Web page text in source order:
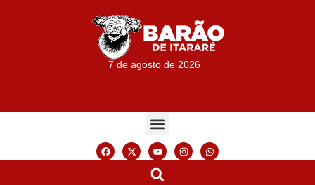
7 de agosto de 2026